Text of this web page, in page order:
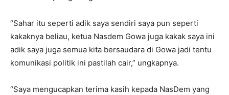
“Sahar itu seperti adik saya sendiri saya pun seperti
kakaknya beliau, ketua Nasdem Gowa juga kakak saya ini
adik saya juga semua kita bersaudara di Gowa jadi tentu
komunikasi politik ini pastilah cair,” ungkapnya.
“Saya mengucapkan terima kasih kepada NasDem yang